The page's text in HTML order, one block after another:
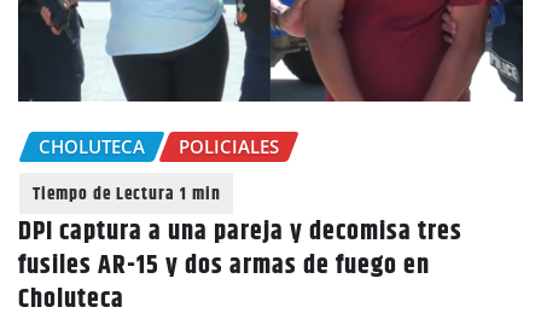
CHOLUTECA POLICIALES
DPI captura a una pareja y decomisa tres
fusiles AR-15 y dos armas de fuego en
Choluteca